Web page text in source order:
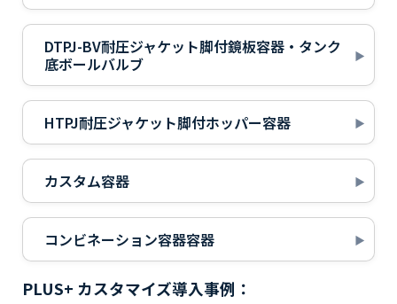
DTPJ-BV耐圧ジャケット脚付鏡板容器・タンク
底ボールバルブ
HTPJ耐圧ジャケット脚付ホッパー容器
カスタム容器
コンビネーション容器容器
PLUS+ カスタマイズ導入事例：